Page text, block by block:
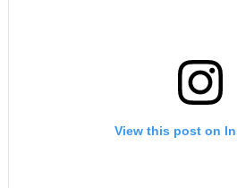
View this post on